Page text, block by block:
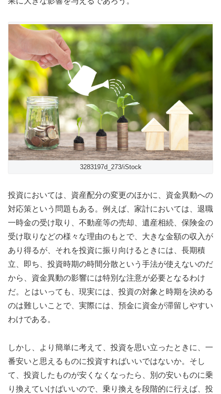
3283197d_273/iStock
投資においては、資産配分の変更のほかに、資金異動への
対応策という問題もある。例えば、家計においては、退職
一時金の受け取り、不動産等の売却、遺産相続、保険金の
受け取りなどの様々な理由のもとで、大きな金額の収入が
あり得るが、それを投資に振り向けるときには、長期積
立、即ち、投資時期の時間分散という手法が使えないのだ
から、資金異動の影響には特別な注意が必要となるわけ
だ。とはいっても、現実には、投資の対象と時期を決める
のは難しいことで、実際には、預金に資金が滞留しやすい
わけである。
しかし、より簡単に考えて、投資を思い立ったときに、一
番安いと思えるものに投資すればいいではないか。そし
て、投資したものが安くなくなったら、別の安いものに乗
り換えていけばいいので、乗り換えを段階的に行えば、投